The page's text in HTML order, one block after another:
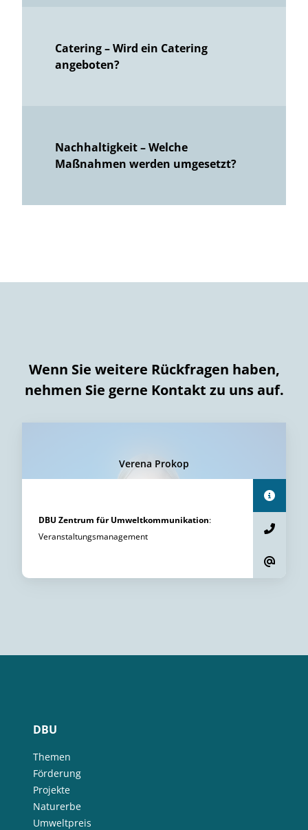
Catering – Wird ein Catering
angeboten?
Nachhaltigkeit – Welche
Maßnahmen werden umgesetzt?
Wenn Sie weitere Rückfragen haben,
nehmen Sie gerne Kontakt zu uns auf.
Verena Prokop
DBU Zentrum für Umweltkommunikation:
Veranstaltungsmanagement
DBU
Themen
Förderung
Projekte
Naturerbe
Umweltpreis